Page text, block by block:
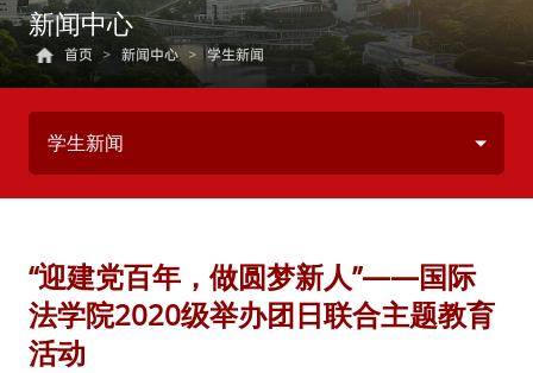
新闻中心
首页 > 新闻中心 > 学生新闻
学生新闻
“迎建党百年，做圆梦新人”——国际
法学院2020级举办团日联合主题教育
活动